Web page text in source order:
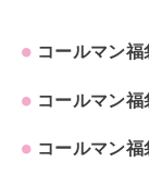
コールマン
コールマン
コールマン福